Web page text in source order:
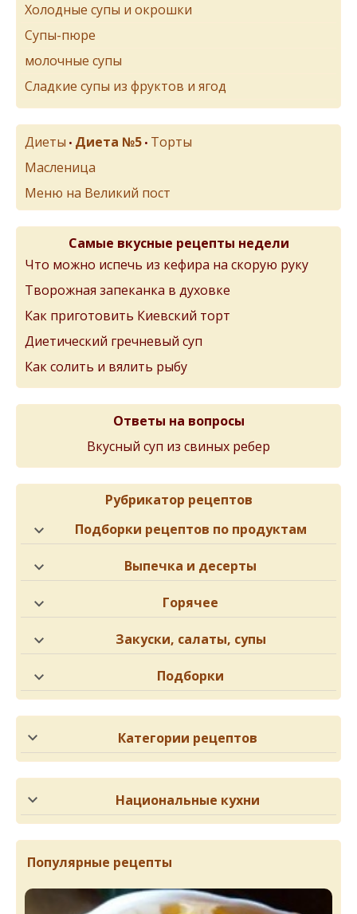
Холодные супы и окрошки
Супы-пюре
молочные супы
Сладкие супы из фруктов и ягод
Диеты • Диета №5 • Торты
Масленица
Меню на Великий пост
Самые вкусные рецепты недели
Что можно испечь из кефира на скорую руку
Творожная запеканка в духовке
Как приготовить Киевский торт
Диетический гречневый суп
Как солить и вялить рыбу
Ответы на вопросы
Вкусный суп из свиных ребер
Рубрикатор рецептов
Подборки рецептов по продуктам
Выпечка и десерты
Горячее
Закуски, салаты, супы
Подборки
Категории рецептов
Национальные кухни
Популярные рецепты